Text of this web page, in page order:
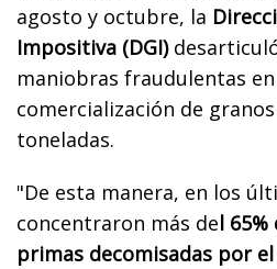
agosto y octubre, la
Impositiva (DGI)
maniobras fraudulentas
comercialización de
toneladas.
"De esta manera, en los
concentraron más del
primas decomisadas por